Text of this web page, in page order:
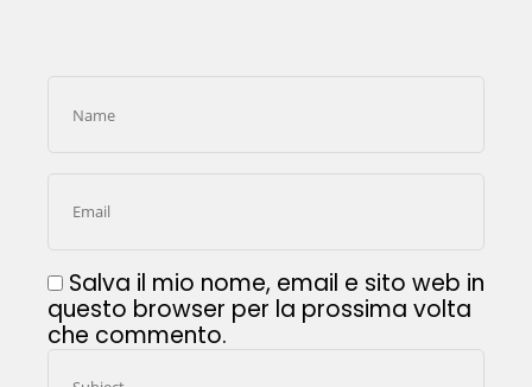
Salva il mio nome, email e sito web in
questo browser per la prossima volta
che commento.